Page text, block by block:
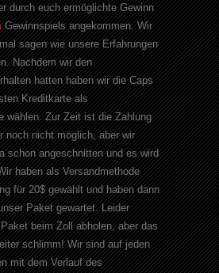
durch euch ermöglichte Gewinn
Gewinnspiels angekommen. Wir
sagen wie unsere Erfahrungen
Nachdem wir den
hatten haben wir die Caps
Kreditkarte als
wählen. Zur Zeit ist die Zahlung
noch nicht möglich, aber wir
schon angeschnitten und es wird
haben als Versandmethode
für 20$ gewählt und haben dann
Paket gewartet. Leider
beim Zoll abholen, aber das
schlimm! Wir sind auf jeden
mit dem Verlauf des